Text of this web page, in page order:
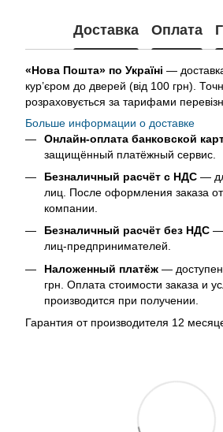
Доставка Оплата
«Нова Пошта» по Україні —
кур’єром до дверей (від 100 грн).
розраховується за тарифами
Больше информации о доставке
Онлайн-оплата банковской
защищённый платёжный сервис.
Безналичный расчёт с НДС —
лиц. После оформления заказа
компании.
Безналичный расчёт без НДС —
лиц-предпринимателей.
Наложенный платёж — доступен
грн. Оплата стоимости заказа и
производится при получении.
Гарантия от производителя 12